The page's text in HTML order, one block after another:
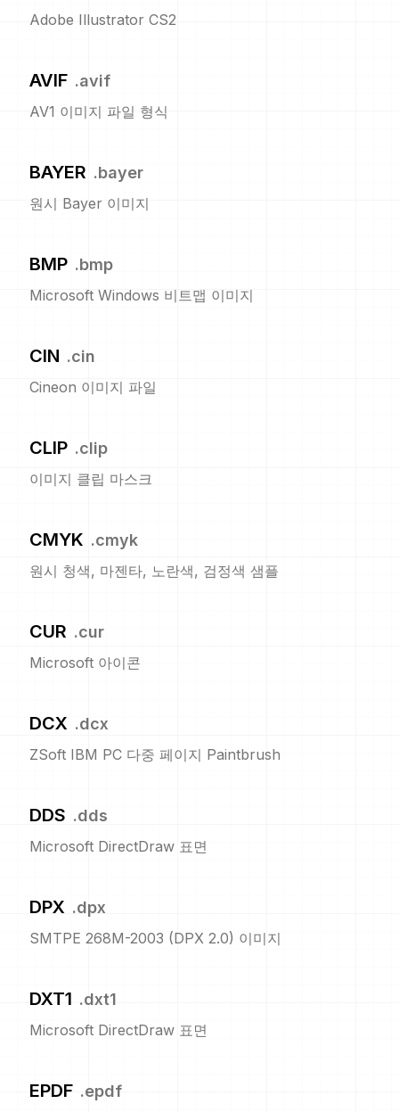
Adobe Illustrator CS2
AVIF .avif
AV1 이미지 파일 형식
BAYER .bayer
원시 Bayer 이미지
BMP .bmp
Microsoft Windows 비트맵 이미지
CIN .cin
Cineon 이미지 파일
CLIP .clip
이미지 클립 마스크
CMYK .cmyk
원시 청색, 마젠타, 노란색, 검정색 샘플
CUR .cur
Microsoft 아이콘
DCX .dcx
ZSoft IBM PC 다중 페이지 Paintbrush
DDS .dds
Microsoft DirectDraw 표면
DPX .dpx
SMTPE 268M-2003 (DPX 2.0) 이미지
DXT1 .dxt1
Microsoft DirectDraw 표면
EPDF .epdf